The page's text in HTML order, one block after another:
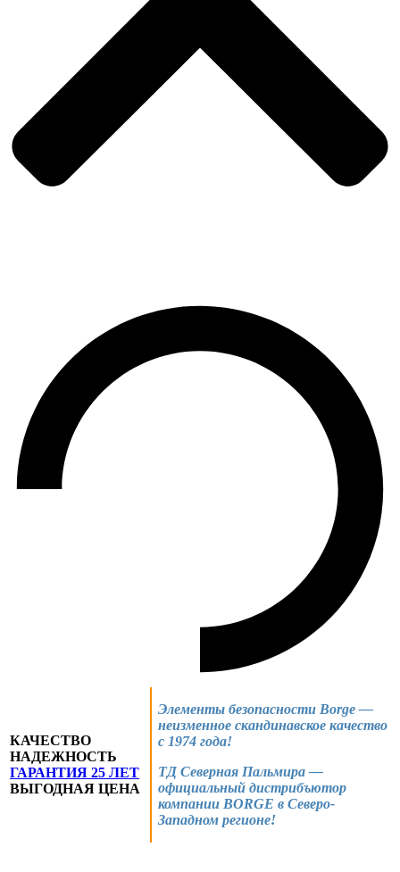
КАЧЕСТВО
НАДЕЖНОСТЬ
ГАРАНТИЯ 25 ЛЕТ
ВЫГОДНАЯ ЦЕНА
Элементы безопасности Borge —
неизменное скандинавское качество
с 1974 года!
ТД Северная Пальмира —
официальный дистрибъютор
компании BORGE в Северо-
Западном регионе!